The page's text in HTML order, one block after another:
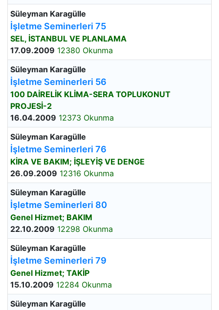
Süleyman Karagülle
İşletme Seminerleri 75
SEL, İSTANBUL VE PLANLAMA
17.09.2009 12380 Okunma
Süleyman Karagülle
İşletme Seminerleri 56
100 DAİRELİK KLİMA-SERA TOPLUKONUT
PROJESİ-2
16.04.2009 12373 Okunma
Süleyman Karagülle
İşletme Seminerleri 76
KİRA VE BAKIM; İŞLEYİŞ VE DENGE
26.09.2009 12316 Okunma
Süleyman Karagülle
İşletme Seminerleri 80
Genel Hizmet; BAKIM
22.10.2009 12298 Okunma
Süleyman Karagülle
İşletme Seminerleri 79
Genel Hizmet; TAKİP
15.10.2009 12284 Okunma
Süleyman Karagülle